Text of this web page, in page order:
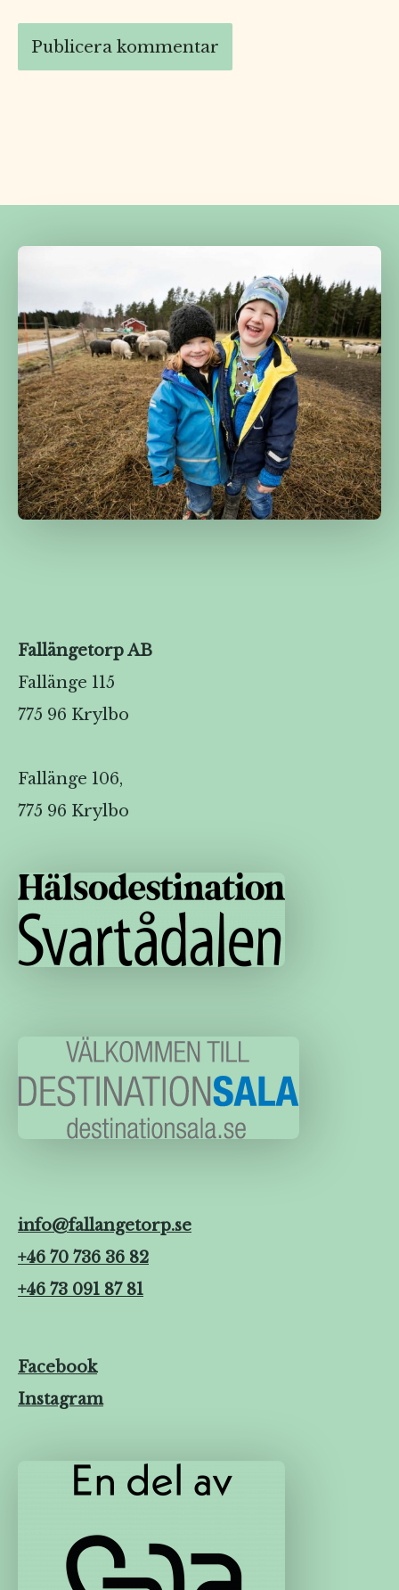
Fallängetorp AB
Fallänge 115
775 96 Krylbo
Fallänge 106,
775 96 Krylbo
info@fallangetorp.se
+46 70 736 36 82
+46 73 091 87 81
Facebook
Instagram